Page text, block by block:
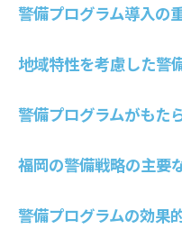
警備プログ
地域特性に
福岡県の警備が
警備プログ
福岡県の安
警備プログラム導入の
地域特性を考慮した警
警備プログラムがもた
福岡の警備戦略の主要
警備プログラムの効果